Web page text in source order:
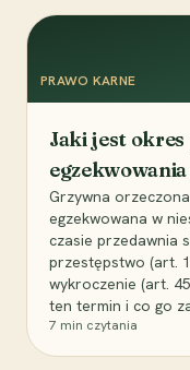
PRAWO KARNE
Jaki jest
Grzywna
egzekwowana w
czasie przedawnia
przestępstwo (art.
wykroczenie (art.
ten termin i co go
7 min czytania